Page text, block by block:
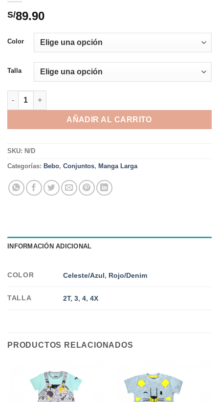
S/89.90
Color
Talla
CONJUNTO AGUSTIN cantidad
AÑADIR AL CARRITO
SKU: N/D
Categorías: Bebo, Conjuntos, Manga Larga
INFORMACIÓN ADICIONAL
COLOR Celeste/Azul, Rojo/Denim
TALLA 2T,3,4,4X
PRODUCTOS RELACIONADOS